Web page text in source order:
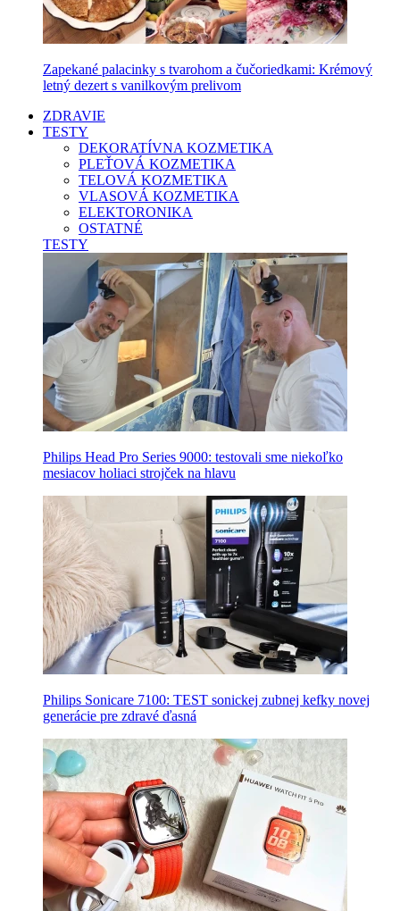
Zapekané palacinky s tvarohom a čučoriedkami: Krémový
letný dezert s vanilkovým prelivom
ZDRAVIE
TESTY
DEKORATÍVNA KOZMETIKA
PLEŤOVÁ KOZMETIKA
TELOVÁ KOZMETIKA
VLASOVÁ KOZMETIKA
ELEKTORONIKA
OSTATNÉ
TESTY
Philips Head Pro Series 9000: testovali sme niekoľko
mesiacov holiaci strojček na hlavu
Philips Sonicare 7100: TEST sonickej zubnej kefky novej
generácie pre zdravé ďasná